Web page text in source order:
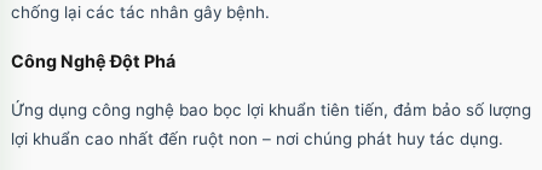
chống lại các tác nhân gây bệnh.
Công Nghệ Đột Phá
Ứng dụng công nghệ bao bọc lợi khuẩn tiên tiến, đảm bảo số lượng
lợi khuẩn cao nhất đến ruột non – nơi chúng phát huy tác dụng.